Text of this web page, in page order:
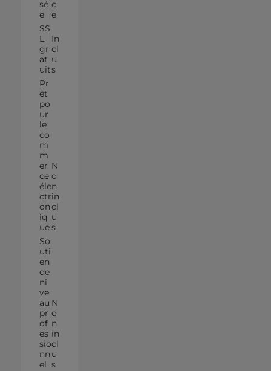
sé
e
c
e
SS
L
gr
at
uit
In
cl
u
s
Pr
êt
po
ur
le
co
m
m
er
ce
éle
ctr
on
iq
ue
N
o
n
in
cl
u
s
So
uti
en
de
ni
ve
au
pr
of
es
sio
nn
el
N
o
n
in
cl
u
s